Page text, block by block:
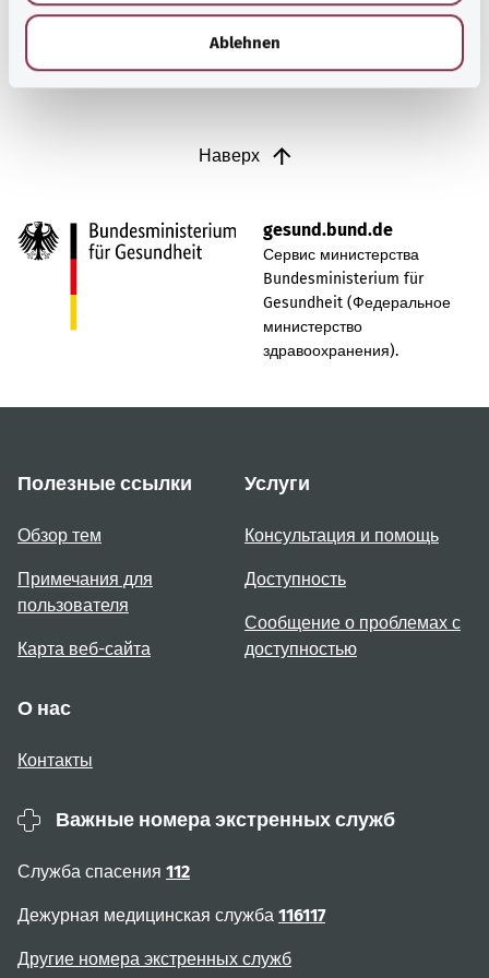
Ablehnen
Наверх
gesund.bund.de
Сервис министерства
Bundesministerium für
Gesundheit (Федеральное
министерство
здравоохранения).
Полезные ссылки
Обзор тем
Примечания для
пользователя
Карта веб-сайта
Услуги
Консультация и помощь
Доступность
Сообщение о проблемах с
доступностью
О нас
Контакты
Важные номера экстренных служб
Служба спасения 112
Дежурная медицинская служба 116117
Другие номера экстренных служб